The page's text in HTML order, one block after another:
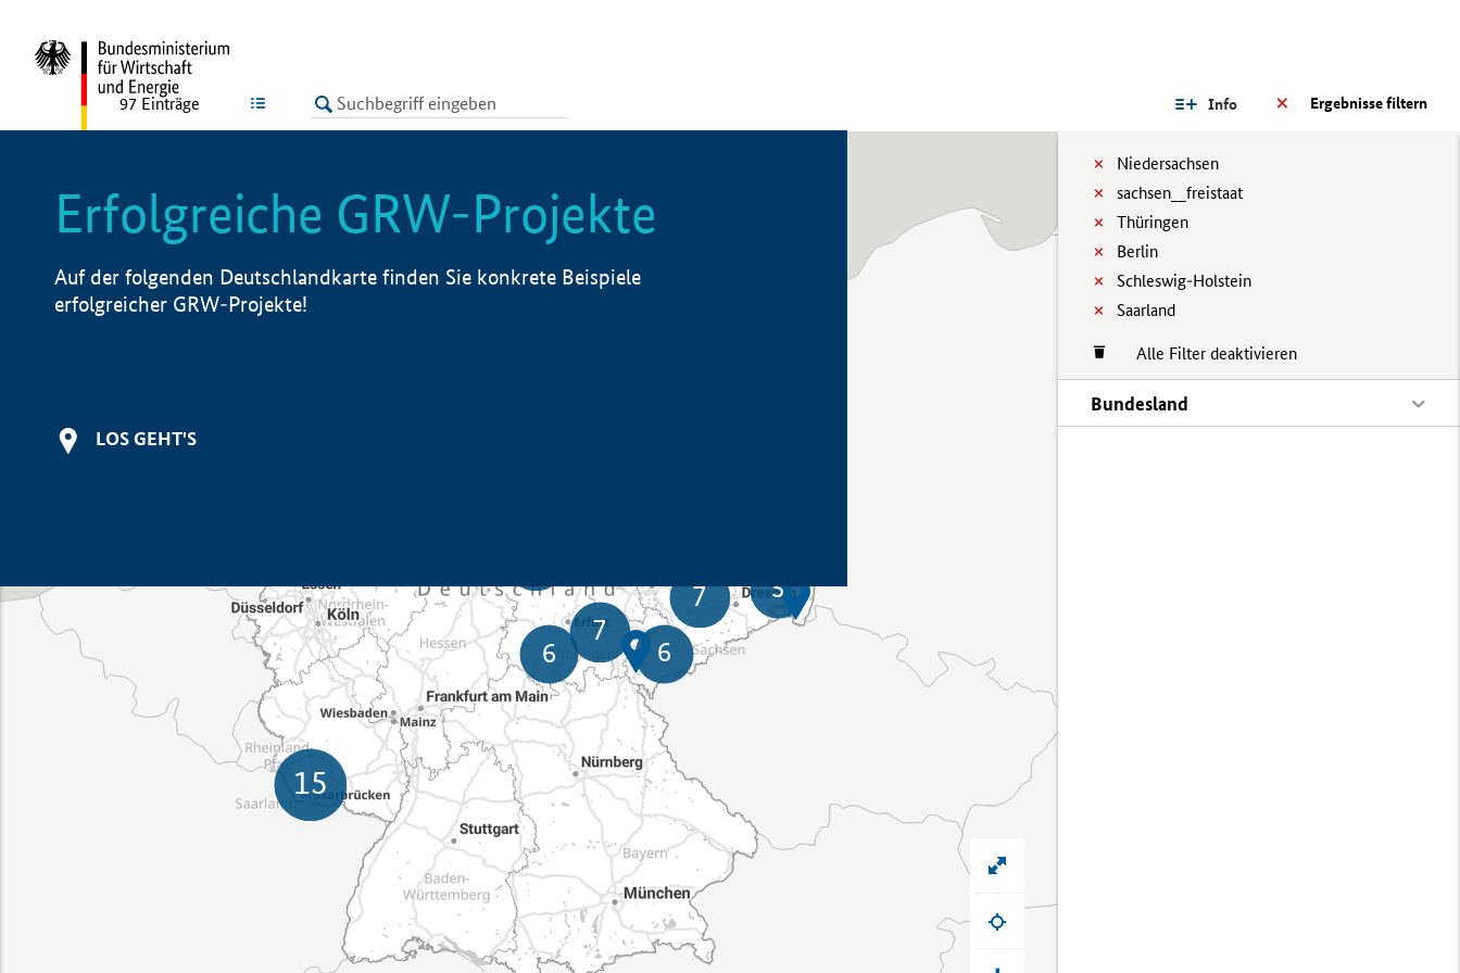
LISTE Ergebnisse filtern
Info
Niedersachsen
sachsen__freistaat
Thüringen
Berlin
Schleswig-Holstein
Saarland
Alle Filter deaktivieren
Bundesland
97 Einträge
Erfolgreiche GRW-Projekte
Auf der folgenden Deutschlandkarte finden Sie konkrete Beispiele
erfolgreicher GRW-Projekte!
LOS GEHT'S